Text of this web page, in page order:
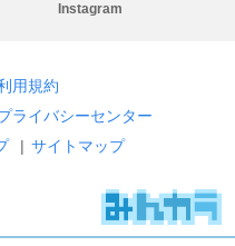
Instagram
用規約
ライバシーセンター
| サイトマップ